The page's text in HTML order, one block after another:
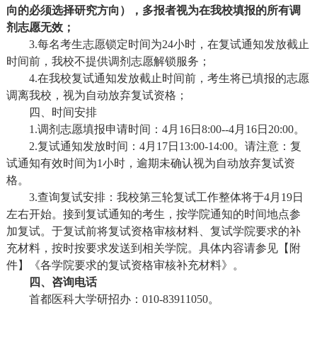
向的必须选择研究方向），多报者视为在我校填报的所有调
剂志愿无效；
3.每名考生志愿锁定时间为24小时，在复试通知发放截止
时间前，我校不提供调剂志愿解锁服务；
4.在我校复试通知发放截止时间前，考生将已填报的志愿
调离我校，视为自动放弃复试资格；
四、时间安排
1.调剂志愿填报申请时间：4月16日8:00--4月16日20:00。
2.复试通知发放时间：4月17日13:00-14:00。请注意：复
试通知有效时间为1小时，逾期未确认视为自动放弃复试资
格。
3.查询复试安排： 我校第三轮复试工作整体将于4月19日
左右开始。 接到复试通知的考生，按学院通知的时间地点参
加复试。于复试前将复试资格审核材料、复试学院要求的补
充材料，按时按要求发送到相关学院。具体内容请参见【附
件】《各学院要求的复试资格审核补充材料》。
四、咨询电话
首都医科大学研招办：010-83911050。